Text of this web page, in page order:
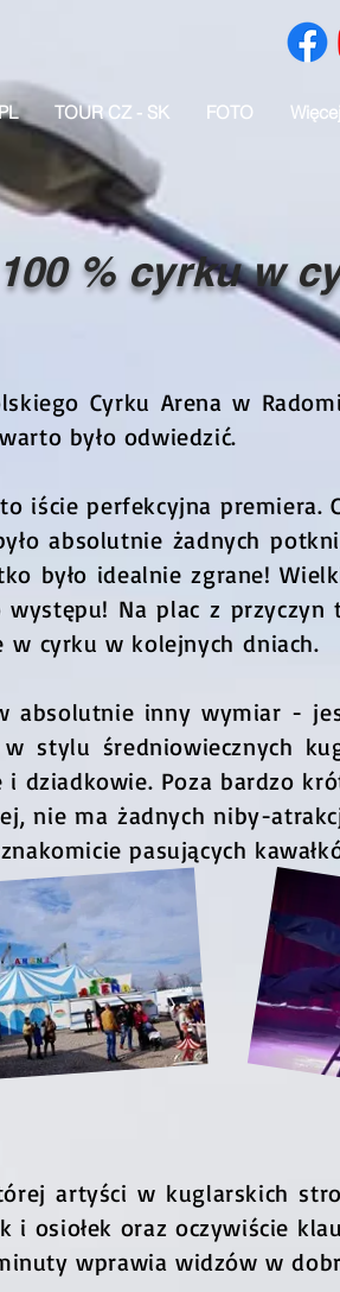
TOUR CZ - SK FOTO Więcej
% cyrku w
Cyrku Arena w
było odwiedzić.
iście perfekcyjna premiera.
absolutnie żadnych
było idealnie zgrane!
Na plac z przyczyn
w cyrku w kolejnych dniach.
absolutnie inny wymiar -
stylu średniowiecznych
dziadkowie. Poza bardzo
nie ma żadnych niby-
pasujących
artyści w kuglarskich
osiołek oraz oczywiście
wprawia widzów w